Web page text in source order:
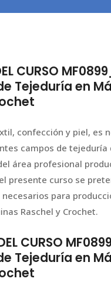
CURSO
Tejeduría en
confección y piel, es
campos de tejeduría
área profesional
presente curso se
para
Raschel y Crochet.
CURSO
Tejeduría en